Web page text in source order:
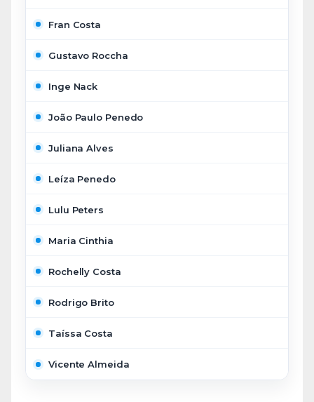
Fran Costa
Gustavo Roccha
Inge Nack
João Paulo Penedo
Juliana Alves
Leíza Penedo
Lulu Peters
Maria Cinthia
Rochelly Costa
Rodrigo Brito
Taíssa Costa
Vicente Almeida